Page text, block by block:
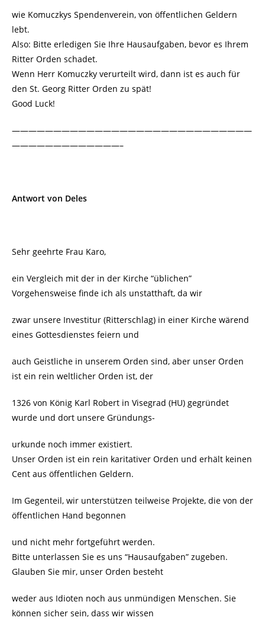
wie Komuczkys Spendenverein, von öffentlichen Geldern
lebt.
Also: Bitte erledigen Sie Ihre Hausaufgaben, bevor es Ihrem
Ritter Orden schadet.
Wenn Herr Komuczky verurteilt wird, dann ist es auch für
den St. Georg Ritter Orden zu spät!
Good Luck!
—————————————————————————————
—————————————–
Antwort von Deles
Sehr geehrte Frau Karo,
ein Vergleich mit der in der Kirche “üblichen”
Vorgehensweise finde ich als unstatthaft, da wir
zwar unsere Investitur (Ritterschlag) in einer Kirche wärend
eines Gottesdienstes feiern und
auch Geistliche in unserem Orden sind, aber unser Orden
ist ein rein weltlicher Orden ist, der
1326 von König Karl Robert in Visegrad (HU) gegründet
wurde und dort unsere Gründungs-
urkunde noch immer existiert.
Unser Orden ist ein rein karitativer Orden und erhält keinen
Cent aus öffentlichen Geldern.
Im Gegenteil, wir unterstützen teilweise Projekte, die von der
öffentlichen Hand begonnen
und nicht mehr fortgeführt werden.
Bitte unterlassen Sie es uns “Hausaufgaben” zugeben.
Glauben Sie mir, unser Orden besteht
weder aus Idioten noch aus unmündigen Menschen. Sie
können sicher sein, dass wir wissen